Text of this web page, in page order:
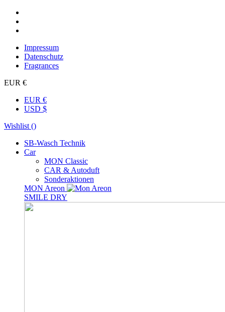
Impressum
Datenschutz
Fragrances
EUR €
EUR €
USD $
Wishlist ()
SB-Wasch Technik
Car
MON Classic
CAR & Autoduft
Sonderaktionen
MON Areon
SMILE DRY